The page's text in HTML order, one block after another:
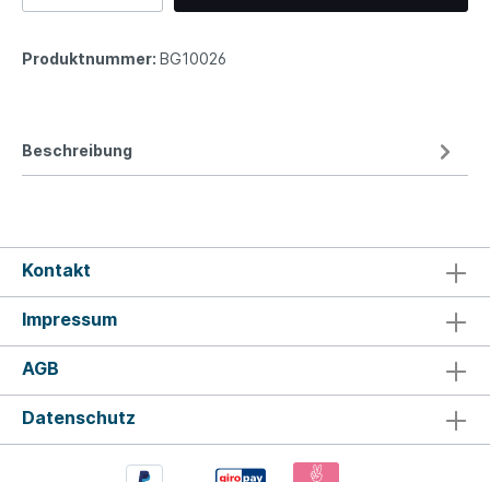
Produktnummer: BG10026
Beschreibung
Kontakt
Impressum
AGB
Datenschutz